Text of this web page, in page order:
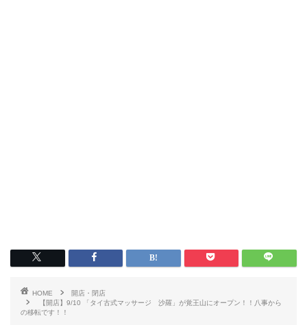
HOME
開店・閉店
【開店】9/10 「タイ古式マッサージ 沙羅」が覚王山にオープン！！八事から
の移転です！！